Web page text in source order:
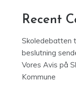
Recent
Skoledebatten
beslutning
Vores Avis på
Kommune